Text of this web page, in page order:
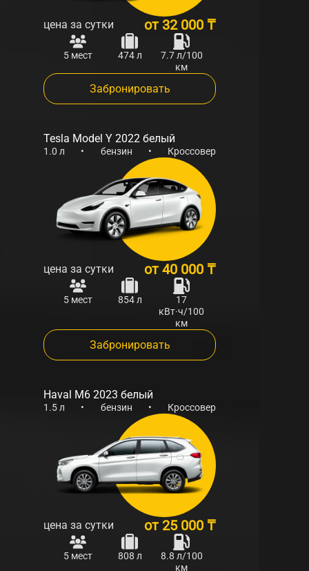
цена за сутки от 32 000 ₸
5 мест 474 л
7.7 л/100
км
Забронировать
Tesla Model Y 2022 белый
1.0 л • бензин • Кроссовер
цена за сутки от 40 000 ₸
5 мест 854 л
17
кВт·ч/100
км
Забронировать
Haval M6 2023 белый
1.5 л • бензин • Кроссовер
цена за сутки от 25 000 ₸
5 мест 808 л
8.8 л/100
км